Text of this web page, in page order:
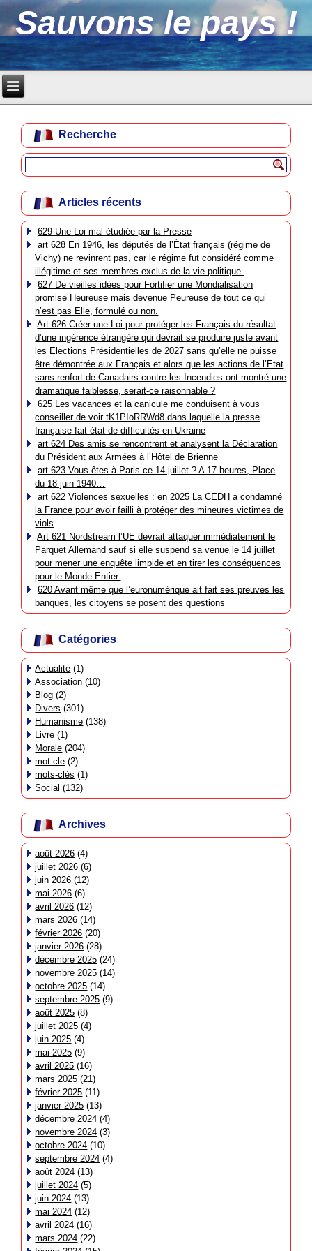
Sauvons le pays !
Recherche
Articles récents
629 Une Loi mal étudiée par la Presse
art 628 En 1946, les députés de l’État français (régime de
Vichy) ne revinrent pas, car le régime fut considéré comme
illégitime et ses membres exclus de la vie politique.
627 De vieilles idées pour Fortifier une Mondialisation
promise Heureuse mais devenue Peureuse de tout ce qui
n’est pas Elle, formulé ou non.
Art 626 Créer une Loi pour protéger les Français du résultat
d’une ingérence étrangère qui devrait se produire juste avant
les Elections Présidentielles de 2027 sans qu’elle ne puisse
être démontrée aux Français et alors que les actions de l’Etat
sans renfort de Canadairs contre les Incendies ont montré une
dramatique faiblesse, serait-ce raisonnable ?
625 Les vacances et la canicule me conduisent à vous
conseiller de voir tK1PIoRRWd8 dans laquelle la presse
française fait état de difficultés en Ukraine
art 624 Des amis se rencontrent et analysent la Déclaration
du Président aux Armées à l’Hôtel de Brienne
art 623 Vous êtes à Paris ce 14 juillet ? A 17 heures, Place
du 18 juin 1940…
art 622 Violences sexuelles : en 2025 La CEDH a condamné
la France pour avoir failli à protéger des mineures victimes de
viols
Art 621 Nordstream l’UE devrait attaquer immédiatement le
Parquet Allemand sauf si elle suspend sa venue le 14 juillet
pour mener une enquête limpide et en tirer les conséquences
pour le Monde Entier.
620 Avant même que l’euronumérique ait fait ses preuves les
banques, les citoyens se posent des questions
Catégories
Actualité (1)
Association (10)
Blog (2)
Divers (301)
Humanisme (138)
Livre (1)
Morale (204)
mot cle (2)
mots-clés (1)
Social (132)
Archives
août 2026 (4)
juillet 2026 (6)
juin 2026 (12)
mai 2026 (6)
avril 2026 (12)
mars 2026 (14)
février 2026 (20)
janvier 2026 (28)
décembre 2025 (24)
novembre 2025 (14)
octobre 2025 (14)
septembre 2025 (9)
août 2025 (8)
juillet 2025 (4)
juin 2025 (4)
mai 2025 (9)
avril 2025 (16)
mars 2025 (21)
février 2025 (11)
janvier 2025 (13)
décembre 2024 (4)
novembre 2024 (3)
octobre 2024 (10)
septembre 2024 (4)
août 2024 (13)
juillet 2024 (5)
juin 2024 (13)
mai 2024 (12)
avril 2024 (16)
mars 2024 (22)